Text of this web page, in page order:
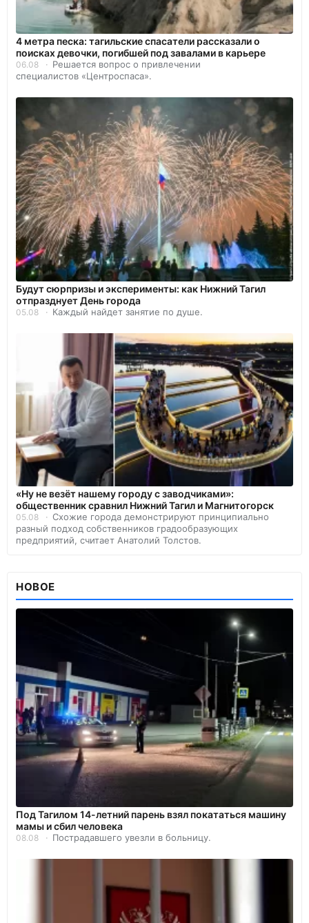
4 метра песка: тагильские спасатели рассказали о
поисках девочки, погибшей под завалами в карьере
06.08
Решается вопрос о привлечении
специалистов «Центроспаса».
Будут сюрпризы и эксперименты: как Нижний Тагил
отпразднует День города
05.08 Каждый найдет занятие по душе.
«Ну не везёт нашему городу с заводчиками»:
общественник сравнил Нижний Тагил и Магнитогорск
05.08
Схожие города демонстрируют принципиально
разный подход собственников градообразующих
предприятий, считает Анатолий Толстов.
НОВОЕ
Под Тагилом 14-летний парень взял покататься машину
мамы и сбил человека
08.08 Пострадавшего увезли в больницу.